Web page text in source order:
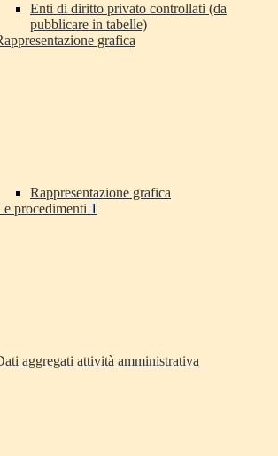
Enti di diritto privato controllati (da
pubblicare in tabelle)
grafica
Rappresentazione grafica
procedimenti 1
aggregati attività amministrativa